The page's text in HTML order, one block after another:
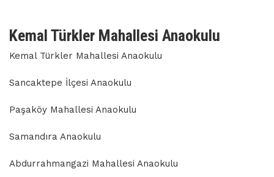
Kemal Türkler Mahallesi Anaokulu
Kemal Türkler Mahallesi Anaokulu
Sancaktepe İlçesi Anaokulu
Paşaköy Mahallesi Anaokulu
Samandıra Anaokulu
Abdurrahmangazi Mahallesi Anaokulu